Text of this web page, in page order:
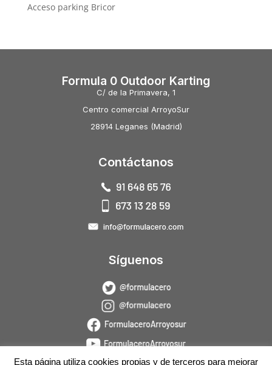
Acceso parking Bricor
Formula 0 Outdoor Karting
C/ de la Primavera, 1
Centro comercial ArroyoSur
28914 Leganes (Madrid)
Contáctanos
Síguenos
Esta página utiliza cookies propias y de terceros para mejorar